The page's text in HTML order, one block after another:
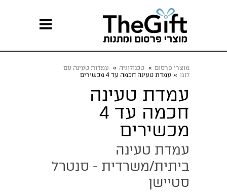
מוצרי פרסום » טכנולוגיה »
עמדות טעינה עם
לוגו » עמדת טעינה חכמה עד 4 מכשירים
עמדת טעינה
חכמה עד 4
מכשירים
עמדת טעינה
ביתית/משרדית - סנטרל
סטיישן